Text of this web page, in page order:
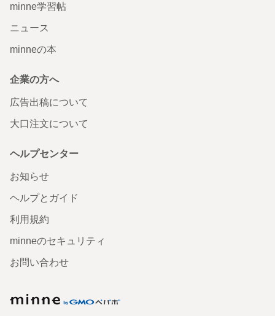
minne学習帖
ニュース
minneの本
企業の方へ
広告出稿について
大口注文について
ヘルプセンター
お知らせ
ヘルプとガイド
利用規約
minneのセキュリティ
お問い合わせ